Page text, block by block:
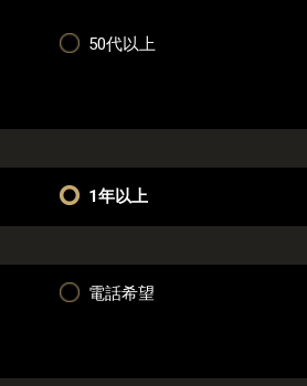
50代以上
1年以上
電話希望